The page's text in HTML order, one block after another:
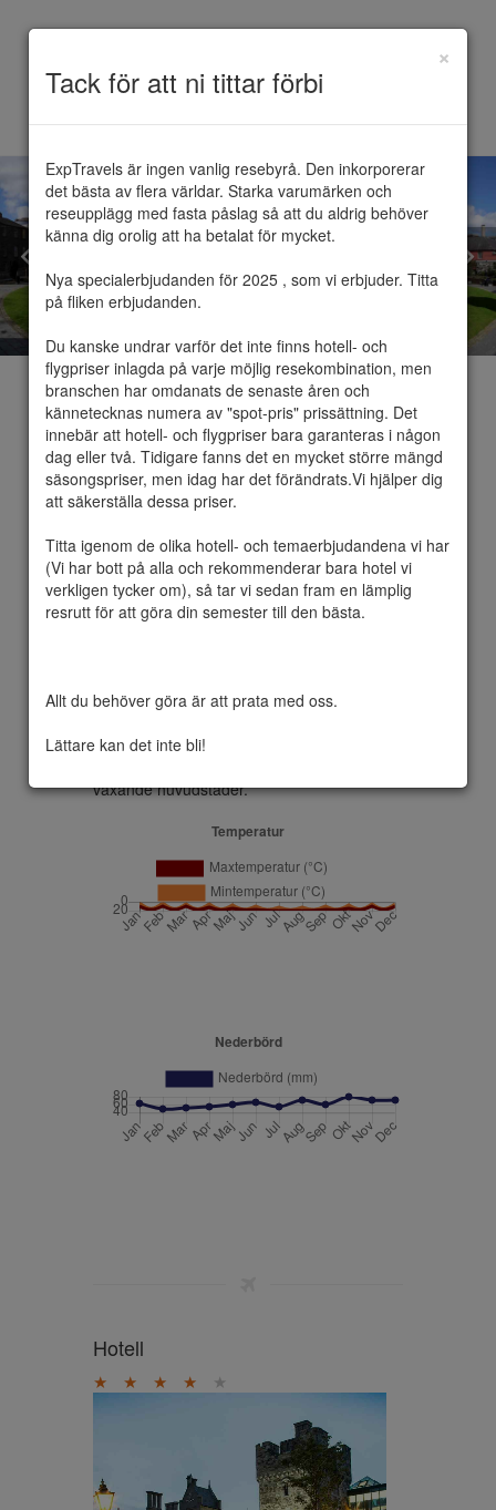
Tack för att ni tittar förbi
×
ExpTravels är ingen vanlig resebyrå. Den inkorporerar
det bästa av flera världar. Starka varumärken och
reseupplägg med fasta påslag så att du aldrig behöver
känna dig orolig att ha betalat för mycket.
Nya specialerbjudanden för 2025 , som vi erbjuder. Titta
på fliken erbjudanden.
Du kanske undrar varför det inte finns hotell- och
flygpriser inlagda på varje möjlig resekombination, men
branschen har omdanats de senaste åren och
kännetecknas numera av "spot-pris" prissättning. Det
innebär att hotell- och flygpriser bara garanteras i någon
dag eller två. Tidigare fanns det en mycket större mängd
säsongspriser, men idag har det förändrats.Vi hjälper dig
att säkerställa dessa priser.
Titta igenom de olika hotell- och temaerbjudandena vi har
(Vi har bott på alla och rekommenderar bara hotel vi
verkligen tycker om), så tar vi sedan fram en lämplig
resrutt för att göra din semester till den bästa.
Allt du behöver göra är att prata med oss.
Lättare kan det inte bli!
Dublin
Dublin  är den största staden på Irland och
huvudstad i Republiken Irland. Den är
belägen nära mittpunkten på Irlands
har varit Irlands viktigaste stad sedan
ekonomiska, administrativa och kulturella
växande huvudstäder.
Hotell
★ ★ ★ ★ ★